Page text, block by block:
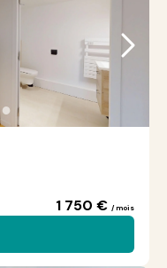
●
1 750 € / mois